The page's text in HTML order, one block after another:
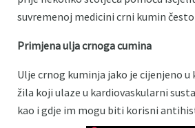
suvremenoj medicini crni kumin
Primjena ulja crnoga cumina
Ulje crnog kuminja jako je cijenjeno
žila koji ulaze u kardiovaskularni
kao i gdje im mogu biti korisni